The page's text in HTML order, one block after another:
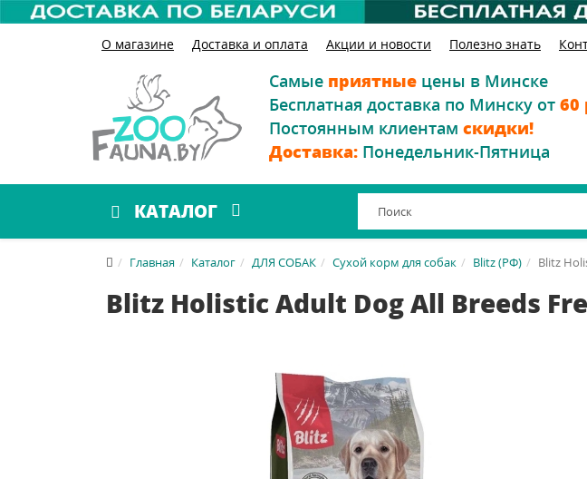
О магазине Доставка и оплата Акции и новости Полезно знать
Самые приятные цены в Минске
Бесплатная доставка по Минску от 60
Постоянным клиентам скидки!
Доставка: Понедельник-Пятница
КАТАЛОГ
Главная Каталог ДЛЯ СОБАК Сухой корм для собак Blitz (РФ) Blitz
Blitz Holistic Adult Dog All Breeds